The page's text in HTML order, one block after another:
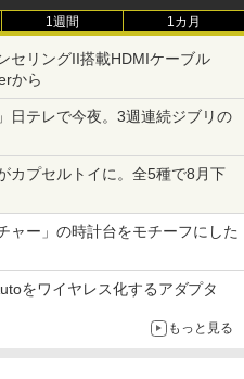
1週間 1カ月
セリングII搭載HDMIケーブル
から
日テレで今夜。3週連続ジブリの
カプセルトイに。全5種で8月下
ャー」の時計台をモチーフにした
をワイヤレス化するアダプタ
もっと見る